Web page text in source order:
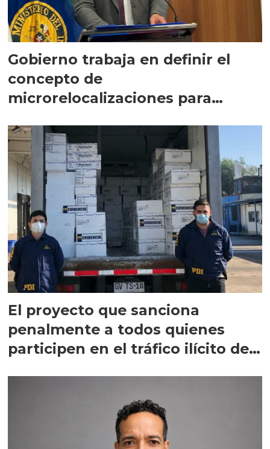
Gobierno trabaja en definir el
concepto de
microrelocalizaciones para
El proyecto que sanciona
penalmente a todos quienes
participen en el tráfico ilícito de